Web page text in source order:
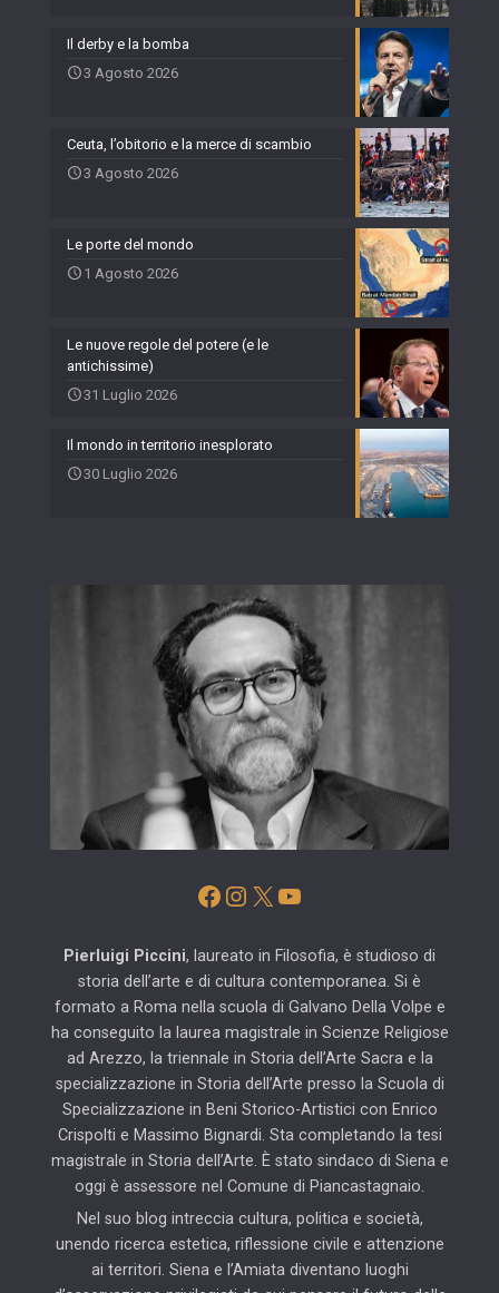
Il derby e la bomba
3 Agosto 2026
Ceuta, l’obitorio e la merce di scambio
3 Agosto 2026
Le porte del mondo
1 Agosto 2026
Le nuove regole del potere (e le
antichissime)
31 Luglio 2026
Il mondo in territorio inesplorato
30 Luglio 2026
Facebook
Instagram
X YouTube
Pierluigi Piccini, laureato in Filosofia, è studioso di
storia dell’arte e di cultura contemporanea. Si è
formato a Roma nella scuola di Galvano Della Volpe e
ha conseguito la laurea magistrale in Scienze Religiose
ad Arezzo, la triennale in Storia dell’Arte Sacra e la
specializzazione in Storia dell’Arte presso la Scuola di
Specializzazione in Beni Storico-Artistici con Enrico
Crispolti e Massimo Bignardi. Sta completando la tesi
magistrale in Storia dell’Arte. È stato sindaco di Siena e
oggi è assessore nel Comune di Piancastagnaio.
Nel suo blog intreccia cultura, politica e società,
unendo ricerca estetica, riflessione civile e attenzione
ai territori. Siena e l’Amiata diventano luoghi